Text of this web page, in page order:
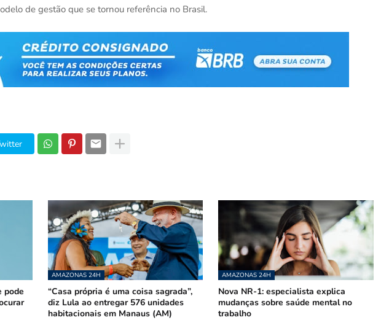
de gestão que se tornou referência no Brasil.
pode
AMAZONAS 24H
“Casa própria é uma coisa sagrada”,
diz Lula ao entregar 576 unidades
habitacionais em Manaus (AM)
AMAZONAS 24H
Nova NR-1: especialista explica
mudanças sobre saúde mental no
trabalho